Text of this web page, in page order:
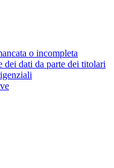
o incompleta
dei dati da parte dei titolari